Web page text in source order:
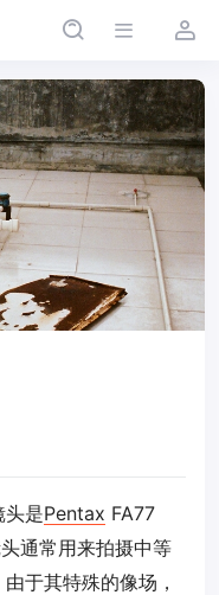
头是Pentax FA77
通常用来拍摄中等
于其特殊的像场，